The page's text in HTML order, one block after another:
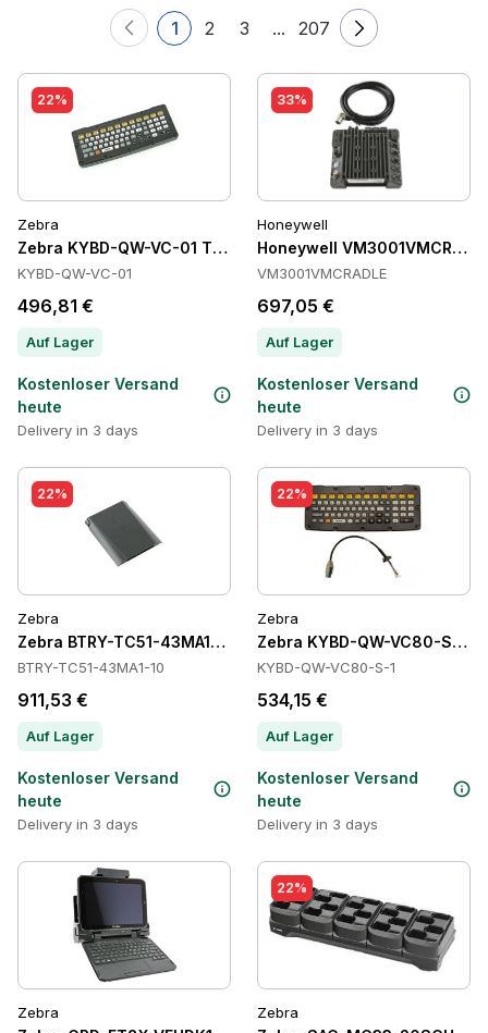
1 2 3 ... 207
22%
Zebra
Zebra KYBD-QW-VC-01 Tastaturen
KYBD-QW-VC-01
496,81 €
Auf Lager
Kostenloser Versand
heute
Delivery in 3 days
33%
Honeywell
Honeywell
VM3001VMCRADLE
697,05 €
Auf Lager
Kostenloser Versand
heute
Delivery in 3 days
22%
Zebra
Zebra BTRY-TC51-43MA1-10 Batteries
BTRY-TC51-43MA1-10
911,53 €
Auf Lager
Kostenloser Versand
heute
Delivery in 3 days
22%
Zebra
Zebra KYBD-QW-VC80-S-1
KYBD-QW-VC80-S-1
534,15 €
Auf Lager
Kostenloser Versand
heute
Delivery in 3 days
Zebra
22%
Zebra